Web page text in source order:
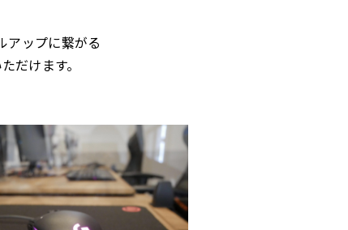
アップに繋がる
だけます。